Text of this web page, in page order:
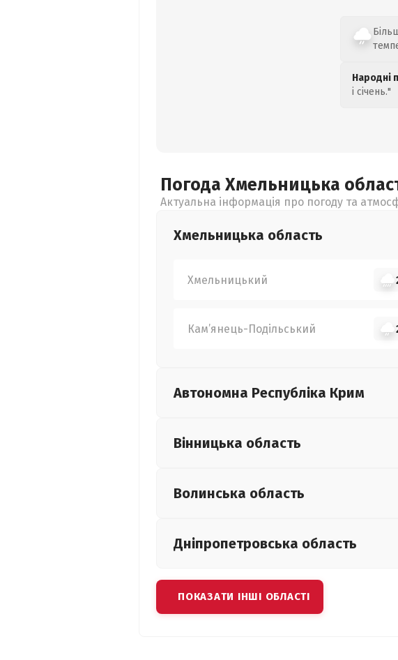
Народні
і січень."
Погода Хмельницька
Актуальна інформація про погоду та
Хмельницька область
Хмельницький
Кам’янець-Подільський
Автономна Республіка Крим
Вінницька область
Волинська область
Дніпропетровська область
ПОКАЗАТИ ІНШІ ОБЛАСТІ